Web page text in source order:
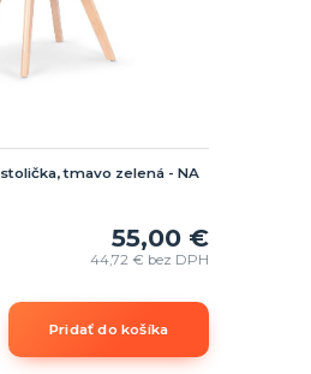
tmavo zelená - NA
55,00 €
44,72 € bez DPH
Pridať do košíka